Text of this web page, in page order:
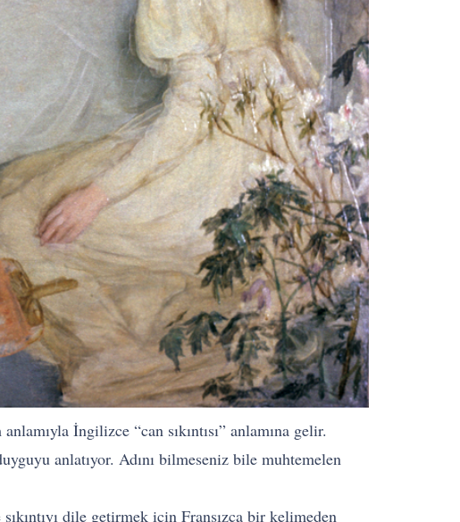
İngilizce “can sıkıntısı” anlamına gelir.
anlatıyor. Adını bilmeseniz bile muhtemelen
dile getirmek için Fransızca bir kelimeden